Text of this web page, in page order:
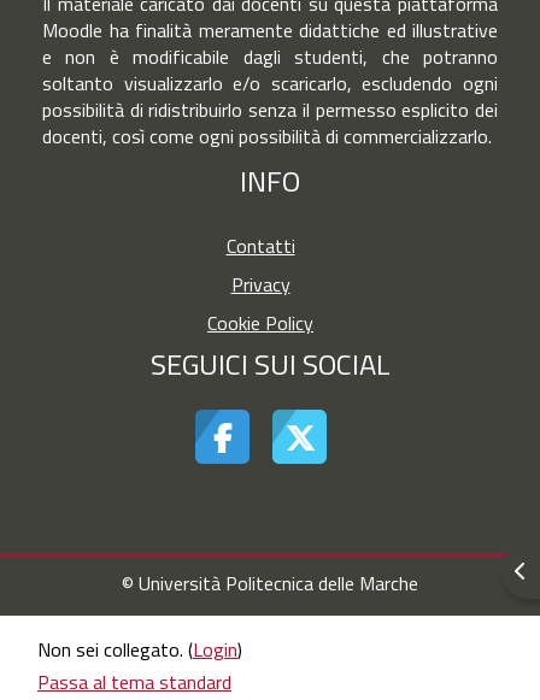
Moodle ha finalità meramente didattiche ed illustrative
e non è modificabile dagli studenti, che potranno
soltanto visualizzarlo e/o scaricarlo, escludendo ogni
possibilità di ridistribuirlo senza il permesso esplicito dei
docenti, così come ogni possibilità di commercializzarlo.
INFO
Contatti
Privacy
Cookie Policy
SEGUICI SUI SOCIAL
© Università Politecnica delle Marche
Non sei collegato. (Login)
Passa al tema standard